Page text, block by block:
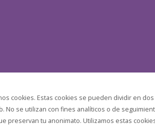
cookies. Estas cookies se pueden dividir en dos
No se utilizan con fines analíticos o de
preservan tu anonimato. Utilizamos estas